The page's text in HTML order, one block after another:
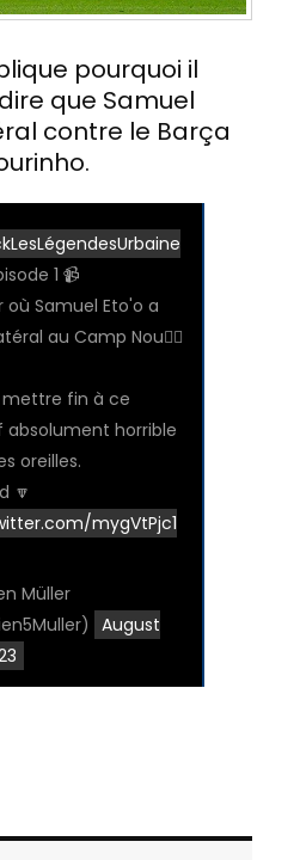
pourquoi il
que Samuel
contre le Barça
1 📹
où Samuel Eto'o a
au Camp Nou🤦‍♂️
fin à ce
absolument horrible
oreilles.
🔽
mygVtPjc1
Müller
August